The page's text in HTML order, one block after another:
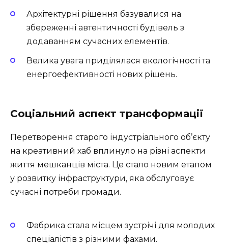
Архітектурні рішення базувалися на
збереженні автентичності будівель з
додаванням сучасних елементів.
Велика увага приділялася екологічності та
енергоефективності нових рішень.
Соціальний аспект трансформації
Перетворення старого індустріального об’єкту
на креативний хаб вплинуло на різні аспекти
життя мешканців міста. Це стало новим етапом
у розвитку інфраструктури, яка обслуговує
сучасні потреби громади.
Фабрика стала місцем зустрічі для молодих
спеціалістів з різними фахами.